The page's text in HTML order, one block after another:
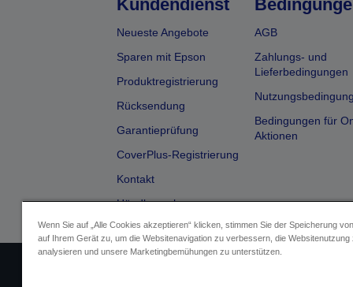
Kundendienst
Neueste Angebote
Sparen mit Epson
Produktregistrierung
Rücksendung
Garantieprüfung
CoverPlus-Registrierung
Kontakt
Händlersuche
AGB
Zahlungs- und
Lieferbedingungen
Bedingungen für
Aktionen
Wenn Sie auf „Alle Cookies akzeptieren“ klicken, stimmen Sie der Speicherung
auf Ihrem Gerät zu, um die Websitenavigation zu verbessern, die Websitenutzung
analysieren und unsere Marketingbemühungen zu unterstützen.